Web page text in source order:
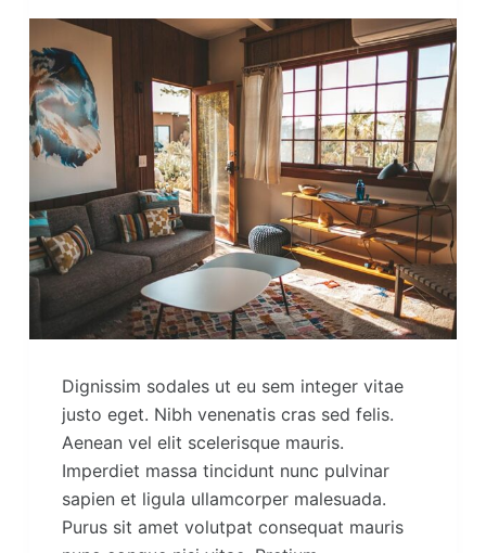
Dignissim sodales ut eu sem integer vitae
justo eget. Nibh venenatis cras sed felis.
Aenean vel elit scelerisque mauris.
Imperdiet massa tincidunt nunc pulvinar
sapien et ligula ullamcorper malesuada.
Purus sit amet volutpat consequat mauris